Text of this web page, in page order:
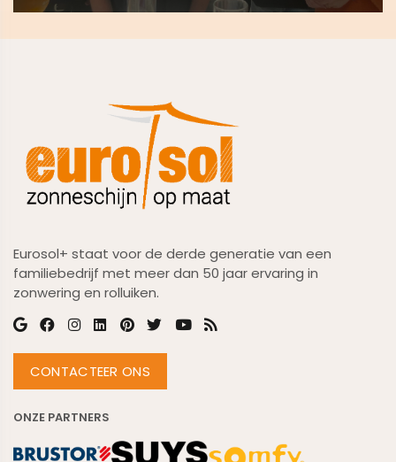
Eurosol+ staat voor de derde generatie van een
familiebedrijf met meer dan 50 jaar ervaring in
zonwering en rolluiken.
CONTACTEER ONS
ONZE PARTNERS